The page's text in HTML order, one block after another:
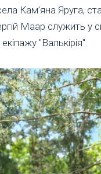
Кам’яна Яруга,
Маар служить у
"Валькірія".